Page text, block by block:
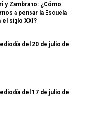
y Zambrano: ¿Cómo
a pensar la Escuela
el siglo XXI?
del 20 de julio de
del 17 de julio de